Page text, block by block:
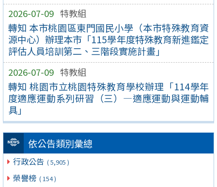
2026-07-09 特教組
轉知 本市桃園區東門國民小學（本市特殊教育資
源中心）辦理本市「115學年度特殊教育新進鑑定
評估人員培訓第二、三階段實施計畫」
2026-07-09 特教組
轉知 桃園市立桃園特殊教育學校辦理「114學年
度適應運動系列研習（三）—適應運動與運動輔
具」
依公告類別彙總
行政公告 ( 5,905 )
榮譽榜 ( 154 )